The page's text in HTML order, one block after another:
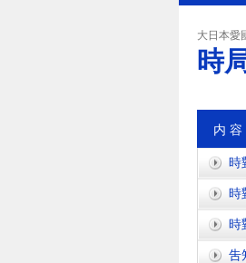
大日本愛
時
内 容
時
時
時
吿